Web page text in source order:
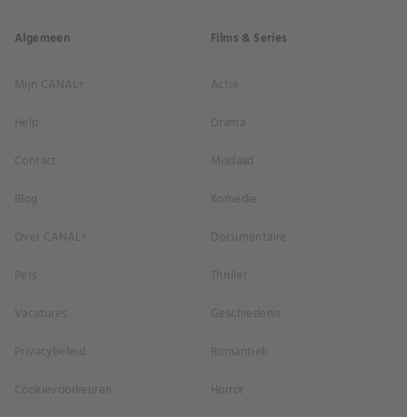
Algemeen
Mijn CANAL+
Help
Contact
Blog
Over CANAL+
Pers
Vacatures
Privacybeleid
Cookievoorkeuren
Films & Series
Actie
Drama
Misdaad
Komedie
Documentaire
Thriller
Geschiedenis
Romantiek
Horror